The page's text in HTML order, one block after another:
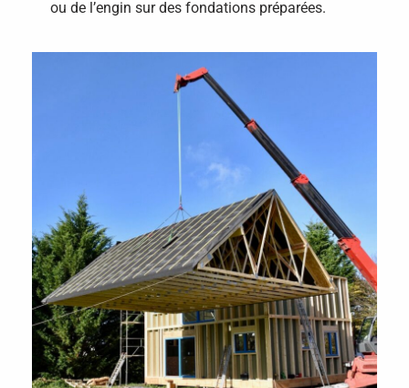
ou de l’engin sur des fondations préparées.